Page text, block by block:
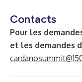
Contacts
Pour les
et les demandes